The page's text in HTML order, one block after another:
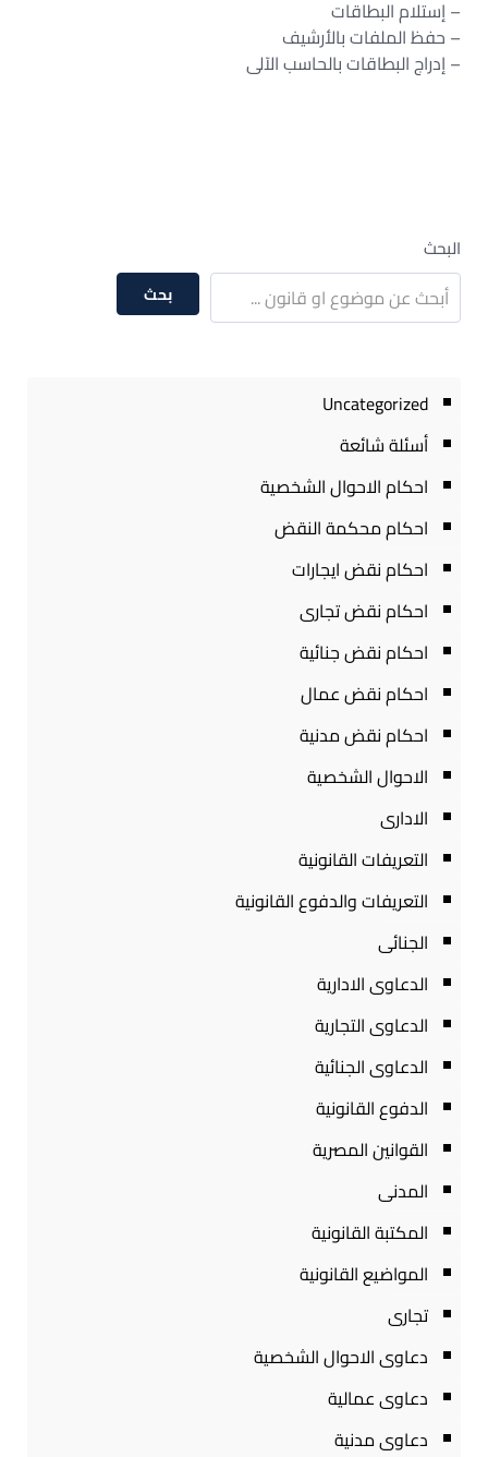
– إستلام البطاقات
– حفظ الملفات بالأرشيف
– إدراج البطاقات بالحاسب الآلى
البحث
بحث
Uncategorized
أسئلة شائعة
احكام الاحوال الشخصية
احكام محكمة النقض
احكام نقض ايجارات
احكام نقض تجارى
احكام نقض جنائية
احكام نقض عمال
احكام نقض مدنية
الاحوال الشخصية
الادارى
التعريفات القانونية
التعريفات والدفوع القانونية
الجنائى
الدعاوى الادارية
الدعاوى التجارية
الدعاوى الجنائية
الدفوع القانونية
القوانين المصرية
المدنى
المكتبة القانونية
المواضيع القانونية
تجارى
دعاوى الاحوال الشخصية
دعاوى عمالية
دعاوى مدنية